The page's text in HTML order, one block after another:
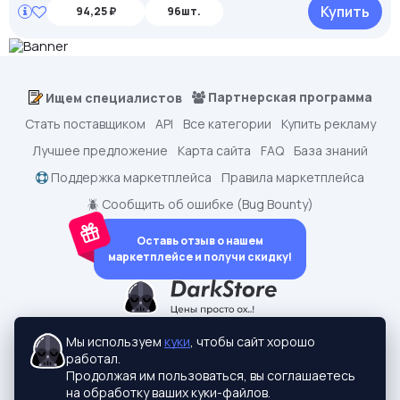
94,25 ₽ 96шт. Купить
dark.shopping - Маркетплейс аккаунтов
2015-2026 © dark.shopping
Актуальные адреса:
Ищем специалистов
Партнерская программа
Стать поставщиком
API Все категории
Купить рекламу
Лучшее предложение
Карта сайта FAQ
База знаний
Поддержка маркетплейса
Правила маркетплейса
🪲 Сообщить об ошибке (Bug Bounty)
Оставь отзыв о нашем
маркетплейсе и получи скидку!
Мы используем куки, чтобы сайт хорошо
работал.
Продолжая им пользоваться, вы соглашаетесь
на обработку ваших куки-файлов.